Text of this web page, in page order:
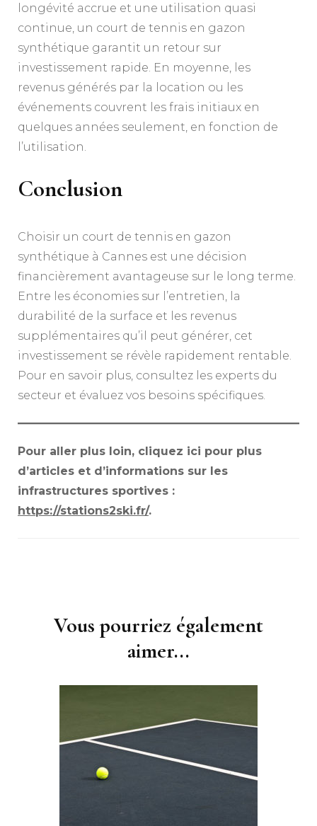
longévité accrue et une utilisation quasi
continue, un court de tennis en gazon
synthétique garantit un retour sur
investissement rapide. En moyenne, les
revenus générés par la location ou les
événements couvrent les frais initiaux en
quelques années seulement, en fonction de
l’utilisation.
Conclusion
Choisir un court de tennis en gazon
synthétique à Cannes est une décision
financièrement avantageuse sur le long terme.
Entre les économies sur l’entretien, la
durabilité de la surface et les revenus
supplémentaires qu’il peut générer, cet
investissement se révèle rapidement rentable.
Pour en savoir plus, consultez les experts du
secteur et évaluez vos besoins spécifiques.
Pour aller plus loin, cliquez ici pour plus
d’articles et d’informations sur les
infrastructures sportives :
https://stations2ski.fr/.
Vous pourriez également
aimer...